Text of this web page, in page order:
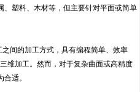
、塑料、木材等，但主要针对平面或简单
间的加工方式，具有编程简单、效率
维加工。然而，对于复杂曲面或高精度
适。